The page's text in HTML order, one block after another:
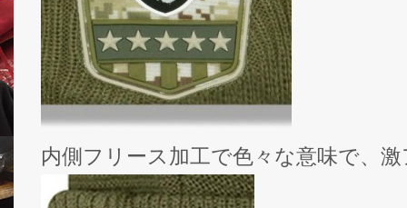
内側フリース加工で色々な意味で、